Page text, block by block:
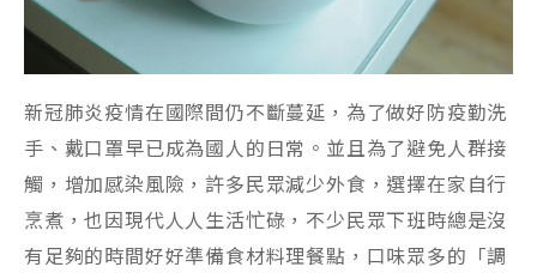
新冠肺炎疫情在國際間仍不斷蔓延，為了做好防疫勤洗
手、戴口罩早已成為國人的日常。並且為了避免人群接
觸，增加感染風險，許多民眾減少外食，選擇在家自行
烹煮，也因現代人人生活忙碌，不少民眾下班時總是沒
有足夠的時間好好準備食材料理餐點，口味眾多的「調